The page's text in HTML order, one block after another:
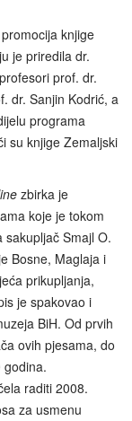
knjige
je priredila dr.
prof. dr.
dr. Sanjin Kodrić, a
programa
su knjige Zemaljski
zbirka je
koje je tokom
Smajl O.
Bosne, Maglaja i
prikupljanja,
je spakovao i
BiH. Od prvih
ovih pjesama, do
godina.
raditi 2008.
za usmenu